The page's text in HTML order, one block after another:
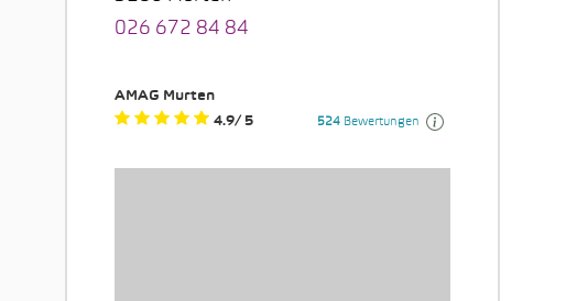
026 672 84 84